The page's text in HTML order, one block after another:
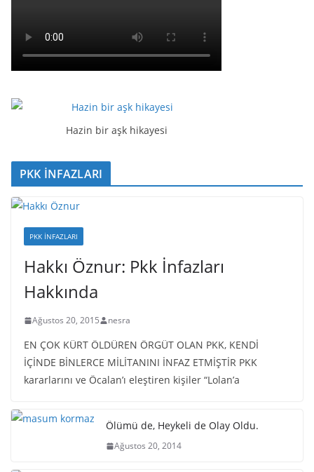
Hazin bir aşk hikayesi
PKK İNFAZLARI
PKK İNFAZLARI
Hakkı Öznur: Pkk İnfazları
Hakkında
Ağustos 20, 2015 nesra
EN ÇOK KÜRT ÖLDÜREN ÖRGÜT OLAN PKK, KENDİ
İÇİNDE BİNLERCE MİLİTANINI İNFAZ ETMİŞTİR PKK
kararlarını ve Öcalan’ı eleştiren kişiler “Lolan’a
Ölümü de, Heykeli de Olay Oldu.
Ağustos 20, 2014